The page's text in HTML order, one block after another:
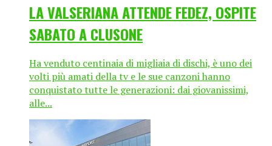
LA VALSERIANA ATTENDE FEDEZ, OSPITE
SABATO A CLUSONE
Ha venduto centinaia di migliaia di dischi, è uno dei
volti più amati della tv e le sue canzoni hanno
conquistato tutte le generazioni: dai giovanissimi,
alle...